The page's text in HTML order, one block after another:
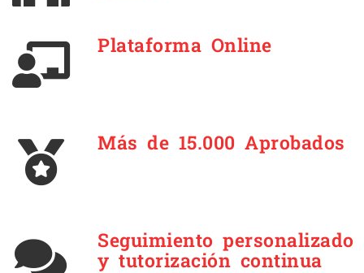
Plataforma Online
Más de 15.000 Aprobados
Seguimiento personalizado
y tutorización continua